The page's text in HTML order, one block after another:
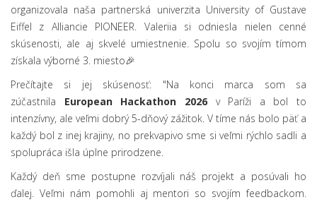
organizovala naša partnerská univerzita University of Gustave
Eiffel z Alliancie PIONEER. Valeriia si odniesla nielen cenné
skúsenosti, ale aj skvelé umiestnenie. Spolu so svojím tímom
získala výborné 3. miesto🎉
Prečítajte si jej skúsenosť: "Na konci marca som sa
zúčastnila European Hackathon 2026v Paríži a bol to
intenzívny, ale veľmi dobrý 5-dňový zážitok. V tíme nás bolo päť a
každý bol z inej krajiny, no prekvapivo sme si veľmi rýchlo sadli a
spolupráca išla úplne prirodzene.
Každý deň sme postupne rozvíjali náš projekt a posúvali ho
ďalej. Veľmi nám pomohli aj mentori so svojím feedbackom.